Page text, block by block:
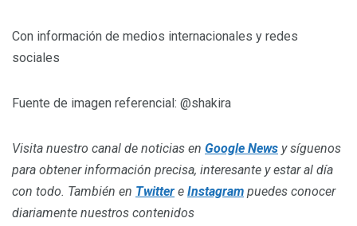
Con información de medios internacionales y redes
sociales
Fuente de imagen referencial: @shakira
Visita nuestro canal de noticias en Google News y síguenos
para obtener información precisa, interesante y estar al día
con todo. También en Twitter e Instagram puedes conocer
diariamente nuestros contenidos